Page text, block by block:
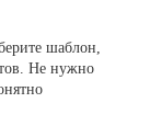
шаблон,
Не нужно